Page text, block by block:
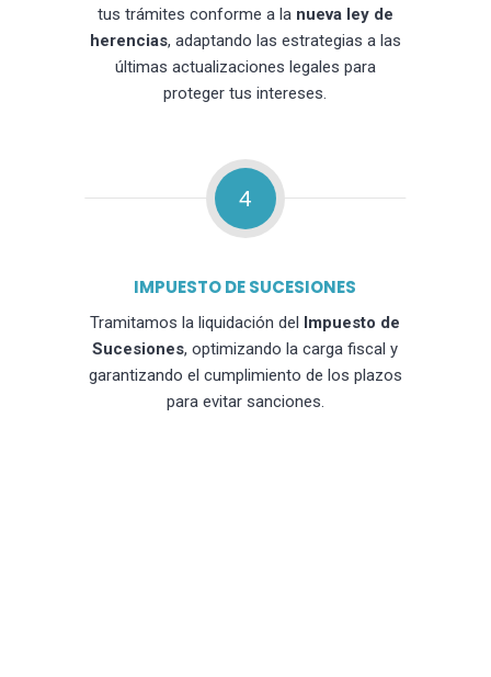
tus trámites conforme a la nueva ley de
herencias, adaptando las estrategias a las
últimas actualizaciones legales para
proteger tus intereses.
4
IMPUESTO DE SUCESIONES
Tramitamos la liquidación del Impuesto de
Sucesiones, optimizando la carga fiscal y
garantizando el cumplimiento de los plazos
para evitar sanciones.